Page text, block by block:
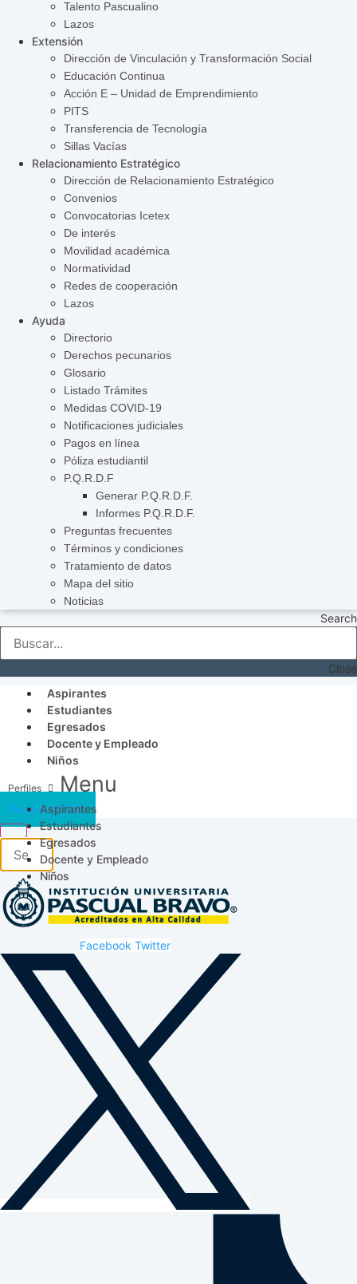
Talento Pascualino
Lazos
Extensión
Dirección de Vinculación y Transformación Social
Educación Continua
Acción E – Unidad de Emprendimiento
PITS
Transferencia de Tecnología
Sillas Vacías
Relacionamiento Estratégico
Dirección de Relacionamiento Estratégico
Convenios
Convocatorias Icetex
De interés
Movilidad académica
Normatividad
Redes de cooperación
Lazos
Ayuda
Directorio
Derechos pecunarios
Glosario
Listado Trámites
Medidas COVID-19
Notificaciones judiciales
Pagos en línea
Póliza estudiantil
P.Q.R.D.F
Generar P.Q.R.D.F.
Informes P.Q.R.D.F.
Preguntas frecuentes
Términos y condiciones
Tratamiento de datos
Mapa del sitio
Noticias
Search
Close
Aspirantes
Estudiantes
Egresados
Docente y Empleado
Niños
Menu
Aspirantes
Estudiantes
Egresados
Docente y Empleado
Niños
Acceso SICAU
Facebook Twitter